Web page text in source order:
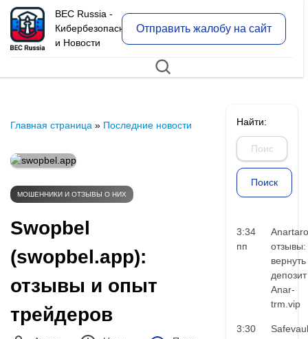
BEC Russia -
Кибербезопасность
и Новости
Отправить жалобу на сайт
Главная страница » Последние новости
МОШЕННИКИ И ОТЗЫВЫ О НИХ
Swopbel
(swopbel.app):
отзывы и опыт
трейдеров
Найти:
3:34
пп
отзывы:
вернуть
Anar-
trm.vip
3:30